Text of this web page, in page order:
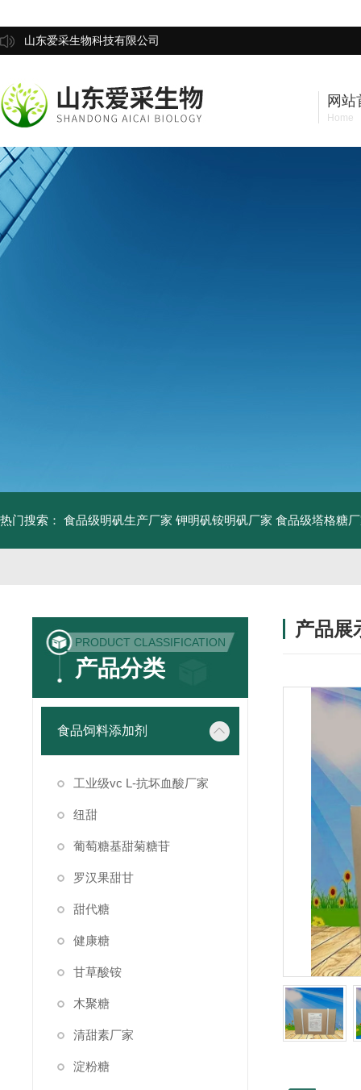
山东爱采生物科技有限公司
网站
Home
热门搜索： 食品级明矾生产厂家 钾明矾铵明矾厂家 食品级塔格糖
PRODUCT CLASSIFICATION
产品分类
食品饲料添加剂
工业级vc L-抗坏血酸厂家
纽甜
葡萄糖基甜菊糖苷
罗汉果甜甘
甜代糖
健康糖
甘草酸铵
木聚糖
清甜素厂家
淀粉糖
产品展